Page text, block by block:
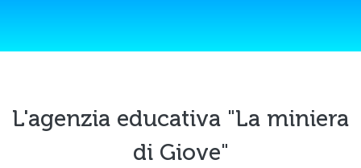
L'agenzia educativa "La miniera
di Giove"